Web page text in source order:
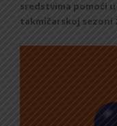
sredstvima pomoći
takmičarskoj sezoni